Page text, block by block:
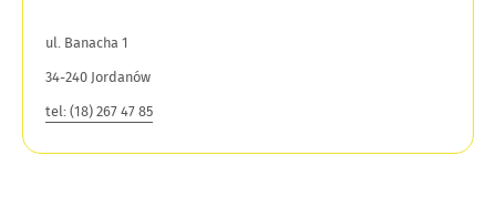
ul. Banacha 1
34-240 Jordanów
tel: (18) 267 47 85